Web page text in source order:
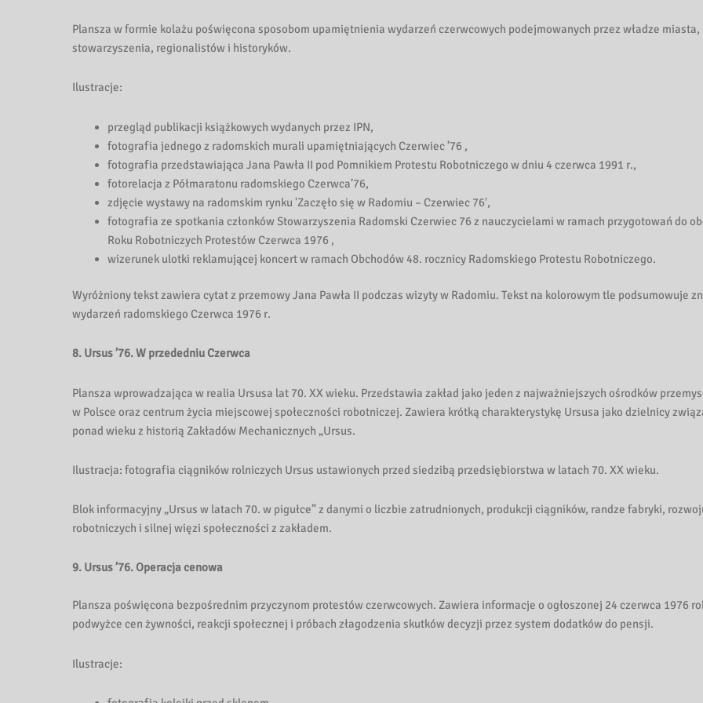
Plansza w formie kolażu poświęcona sposobom upamiętnienia wydarzeń czerwcowych podejmowanych przez władze miasta,
stowarzyszenia, regionalistów i historyków.
Ilustracje:
przegląd publikacji książkowych wydanych przez IPN,
fotografia jednego z radomskich murali upamiętniających Czerwiec ’76 ,
fotografia przedstawiająca Jana Pawła II pod Pomnikiem Protestu Robotniczego w dniu 4 czerwca 1991 r.,
fotorelacja z Półmaratonu radomskiego Czerwca’76,
zdjęcie wystawy na radomskim rynku 'Zaczęło się w Radomiu – Czerwiec 76′,
fotografia ze spotkania członków Stowarzyszenia Radomski Czerwiec 76 z nauczycielami w ramach przygotowań do
Roku Robotniczych Protestów Czerwca 1976 ,
wizerunek ulotki reklamującej koncert w ramach Obchodów 48. rocznicy Radomskiego Protestu Robotniczego.
Wyróżniony tekst zawiera cytat z przemowy Jana Pawła II podczas wizyty w Radomiu. Tekst na kolorowym tle podsumowuje
wydarzeń radomskiego Czerwca 1976 r.
8. Ursus ’76. W przededniu Czerwca
Plansza wprowadzająca w realia Ursusa lat 70. XX wieku. Przedstawia zakład jako jeden z najważniejszych ośrodków
w Polsce oraz centrum życia miejscowej społeczności robotniczej. Zawiera krótką charakterystykę Ursusa jako dzielnicy
ponad wieku z historią Zakładów Mechanicznych „Ursus.
Ilustracja: fotografia ciągników rolniczych Ursus ustawionych przed siedzibą przedsiębiorstwa w latach 70. XX wieku.
Blok informacyjny „Ursus w latach 70. w pigułce” z danymi o liczbie zatrudnionych, produkcji ciągników, randze fabryki,
robotniczych i silnej więzi społeczności z zakładem.
9. Ursus ’76. Operacja cenowa
Plansza poświęcona bezpośrednim przyczynom protestów czerwcowych. Zawiera informacje o ogłoszonej 24 czerwca 1976
podwyżce cen żywności, reakcji społecznej i próbach złagodzenia skutków decyzji przez system dodatków do pensji.
Ilustracje: